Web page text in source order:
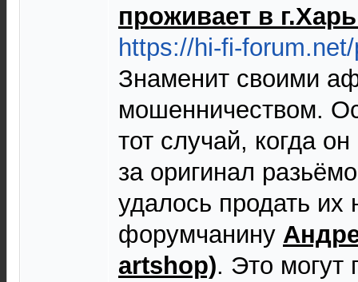
проживает в
https://hi-fi-
Знаменит своими
мошенничеством.
тот случай, когда
за оригинал
удалось продать
форумчанину
artshop). Это могут